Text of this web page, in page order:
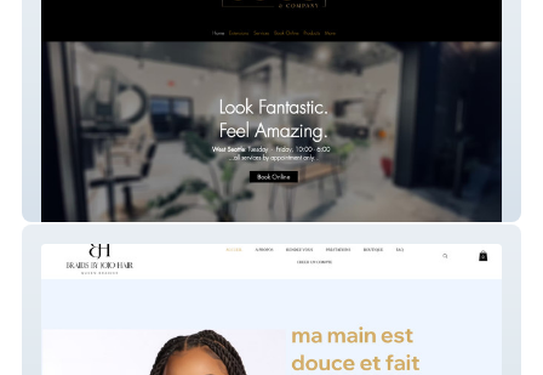
CoCo & Company